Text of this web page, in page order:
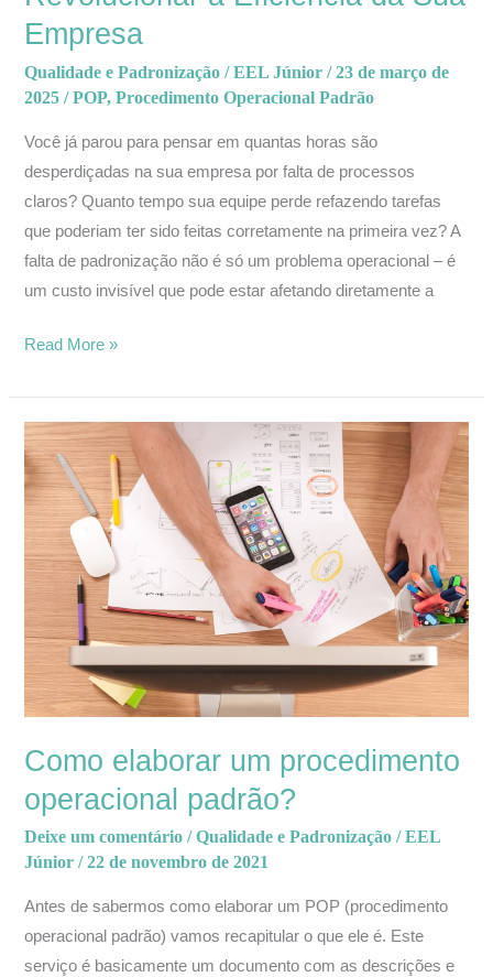
Empresa
Qualidade e Padronização /EEL Júnior/23 de março de
2025/POP,Procedimento Operacional Padrão
Você já parou para pensar em quantas horas são
desperdiçadas na sua empresa por falta de processos
claros? Quanto tempo sua equipe perde refazendo tarefas
que poderiam ter sido feitas corretamente na primeira vez? A
falta de padronização não é só um problema operacional – é
um custo invisível que pode estar afetando diretamente a
Read More »
Como elaborar um procedimento
operacional padrão?
Deixe um comentário /Qualidade e Padronização /EEL
Júnior/22 de novembro de 2021
Antes de sabermos como elaborar um POP (procedimento
operacional padrão) vamos recapitular o que ele é. Este
serviço é basicamente um documento com as descrições e
Como
elaborar
um
procedimento
operacional
padrão?